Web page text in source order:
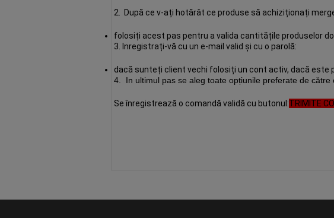
2. După ce v-ați hotărât ce produse să achiziționați
folosiți acest pas pentru a valida cantitățile produselor
3. Inregistrați-vă cu un e-mail valid și cu o parolă:
dacă sunteți client vechi folosiți un cont activ, dacă este
4. In ultimul pas se aleg toate opțiunile preferate de
Se înregistrează o comandă validă cu butonul:TRIMITE